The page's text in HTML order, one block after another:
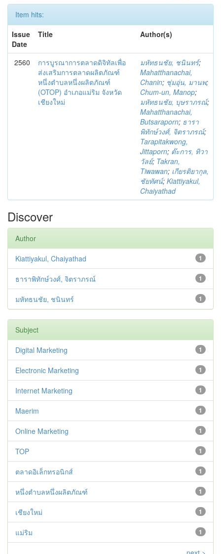
Item hits:
Issue
Date
Title Author(s)
2560
การบูรณาการตลาดดิจิทัลเพื่อ
ส่งเสริมการตลาดผลิตภัณฑ์
หนึ่งตำบลหนึ่งผลิตภัณฑ์
(OTOP) อำเภอแม่ริม จังหวัด
เชียงใหม่
มหัทธนชัย, ชนินทร์;
Mahatthanachai,
Chanin; ชุ่มอุ่น, มานพ;
Chum-un, Manop;
มหัทธนชัย, บุษราภรณ์;
Mahatthanachai,
Butsaraporn; ธารา
พิทักษ์วงศ์, จิตราภรณ์;
Tarapitakwong,
Jittaporn; ต๊ะการ, ทิวา
วัลย์; Takran,
Tiwawan; เกียรติยากุล,
ชัยทัศน์; Kiattiyakul,
Chaiyathad
Discover
Author
1
Kiattiyakul, Chaiyathad
1
ธาราพิทักษ์วงศ์, จิตราภรณ์
1
มหัทธนชัย, ชนินทร์
Subject
1
Digital Marketing
1
Electronic Marketing
1
Internet Marketing
1
Maerim
1
Online Marketing
1
TOP
1
ตลาดอิเล็กทรอนิกส์
1
หนึ่งตำบลหนึ่งผลิตภัณฑ์
1
เชียงใหม่
1
แม่ริม